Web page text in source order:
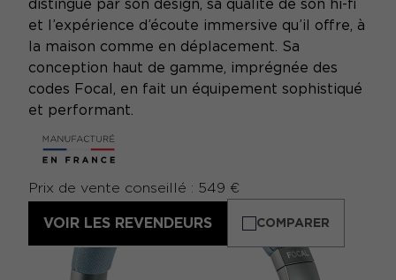
distingue par son design, sa qualité de son hi-fi
et l’expérience d’écoute immersive qu’il offre, à
la maison comme en déplacement. Sa
conception haut de gamme, imprégnée des
codes Focal, en fait un équipement sophistiqué
et performant.
Prix de vente conseillé : 549 €
VOIR LES REVENDEURS COMPARER